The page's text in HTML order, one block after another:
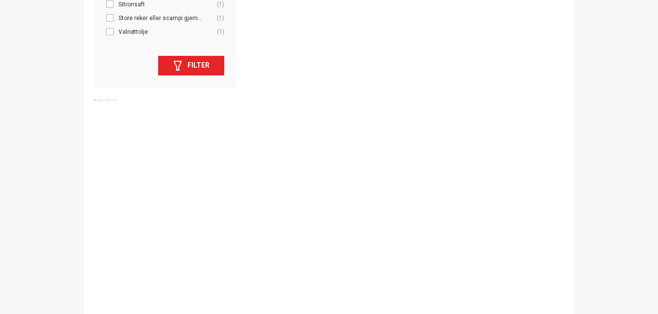
Sitronsaft
(1)
Store reker eller scampi gjern...
(1)
Valnøttolje
(1)
FILTER